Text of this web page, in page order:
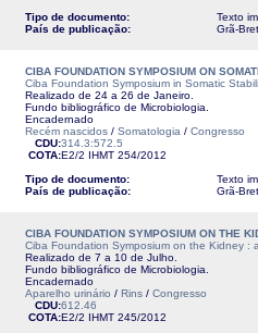
Tipo de documento:
Texto
País de publicação:
Grã-
CIBA FOUNDATION SYMPOSIUM ON
Ciba Foundation Symposium in Somatic
Realizado de 24 a 26 de Janeiro.
Fundo bibliográfico de Microbiologia.
Encadernado
Recém nascidos / Somatologia / Congresso
CDU:314.3:572.5
COTA:E2/2 IHMT 254/2012
Tipo de documento:
Texto
País de publicação:
Grã-
CIBA FOUNDATION SYMPOSIUM ON THE
Ciba Foundation Symposium on the Kidney :
Realizado de 7 a 10 de Julho.
Fundo bibliográfico de Microbiologia.
Encadernado
Aparelho urinário / Rins / Congresso
CDU:612.46
COTA:E2/2 IHMT 245/2012